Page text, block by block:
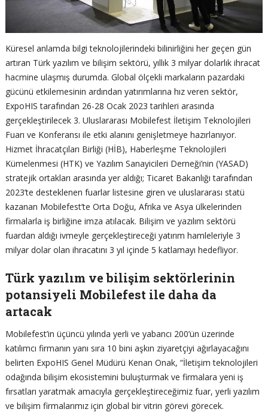
Küresel anlamda bilgi teknolojilerindeki bilinirliğini her geçen gün
artıran Türk yazılım ve bilişim sektörü, yıllık 3 milyar dolarlık ihracat
hacmine ulaşmış durumda. Global ölçekli markaların pazardaki
gücünü etkilemesinin ardından yatırımlarına hız veren sektör,
ExpoHIS tarafından 26-28 Ocak 2023 tarihleri arasında
gerçekleştirilecek 3. Uluslararası Mobilefest İletişim Teknolojileri
Fuarı ve Konferansı ile etki alanını genişletmeye hazırlanıyor.
Hizmet İhracatçıları Birliği (HİB), Haberleşme Teknolojileri
Kümelenmesi (HTK) ve Yazılım Sanayicileri Derneği’nin (YASAD)
stratejik ortakları arasında yer aldığı; Ticaret Bakanlığı tarafından
2023’te desteklenen fuarlar listesine giren ve uluslararası statü
kazanan Mobilefest’te Orta Doğu, Afrika ve Asya ülkelerinden
firmalarla iş birliğine imza atılacak. Bilişim ve yazılım sektörü
fuardan aldığı ivmeyle gerçekleştireceği yatırım hamleleriyle 3
milyar dolar olan ihracatını 3 yıl içinde 5 katlamayı hedefliyor.
Türk yazılım ve bilişim sektörlerinin
potansiyeli Mobilefest ile daha da
artacak
Mobilefest’in üçüncü yılında yerli ve yabancı 200’ün üzerinde
katılımcı firmanın yanı sıra 10 bini aşkın ziyaretçiyi ağırlayacağını
belirten ExpoHIS Genel Müdürü Kenan Onak, “İletişim teknolojileri
odağında bilişim ekosistemini buluşturmak ve firmalara yeni iş
fırsatları yaratmak amacıyla gerçekleştireceğimiz fuar, yerli yazılım
ve bilişim firmalarımız için global bir vitrin görevi görecek.